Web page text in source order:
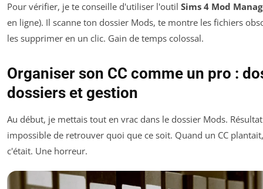
Pour vérifier, je te conseille d'utiliser l'outil Sims 4 Mod
en ligne). Il scanne ton dossier Mods, te montre les fichiers
les supprimer en un clic. Gain de temps colossal.
Organiser son CC comme un pro :
dossiers et gestion
Au début, je mettais tout en vrac dans le dossier Mods.
impossible de retrouver quoi que ce soit. Quand un CC
c'était. Une horreur.